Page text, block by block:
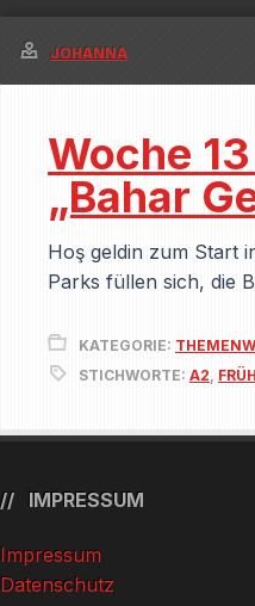
JOHANNA
Woche
„Bahar
Hoş geldin zum Start
Parks füllen sich, die
KATEGORIE:
STICHWORTE: A2,
IMPRESSUM
Impressum
Datenschutz